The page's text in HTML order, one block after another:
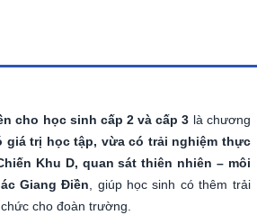
cho học sinh cấp 2 và cấp 3 là chương
giá trị học tập, vừa có trải nghiệm thực
Khu D, quan sát thiên nhiên – môi
Giang Điền, giúp học sinh có thêm trải
cho đoàn trường.